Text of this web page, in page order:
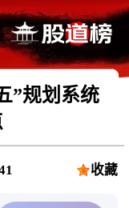
”规划系统
收藏